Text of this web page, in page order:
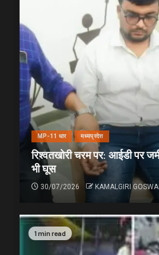
MP-11 धार मध्यप्रदेश
रिश्वतखोरी चरम पर: आईडी पर
भी घूस
30/07/2026 KAMALGIRI
1 min read